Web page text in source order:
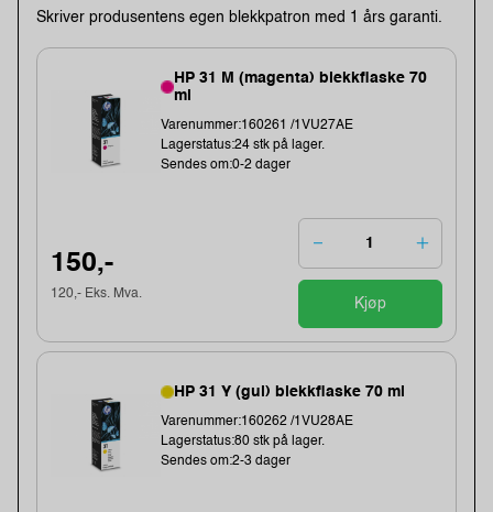
Skriver produsentens egen blekkpatron med 1 års garanti.
HP 31 M (magenta) blekkflaske 70
ml
Varenummer:160261 /1VU27AE
Lagerstatus:24 stk på lager.
Sendes om:0-2 dager
150,-
120,- Eks. Mva.
Kjøp
HP 31 Y (gul) blekkflaske 70 ml
Varenummer:160262 /1VU28AE
Lagerstatus:80 stk på lager.
Sendes om:2-3 dager